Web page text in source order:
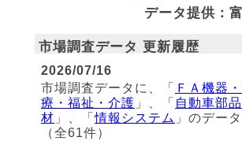
データ提供：
市場調査データ 更新履歴
2026/07/16
市場調査データに、「
ＦＡ機器
療・福祉・介護 」、「 自動車部品
材 」、「情報システム 」のデー
（全61件）